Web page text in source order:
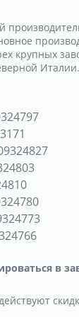
крупных
Италии.
в